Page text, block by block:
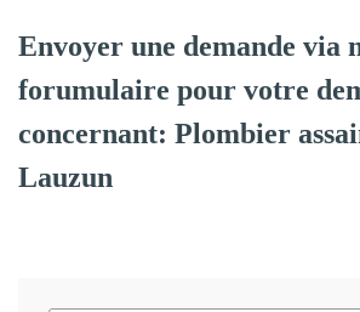
Envoyer une demande via
forumulaire pour votre
concernant: Plombier
Lauzun